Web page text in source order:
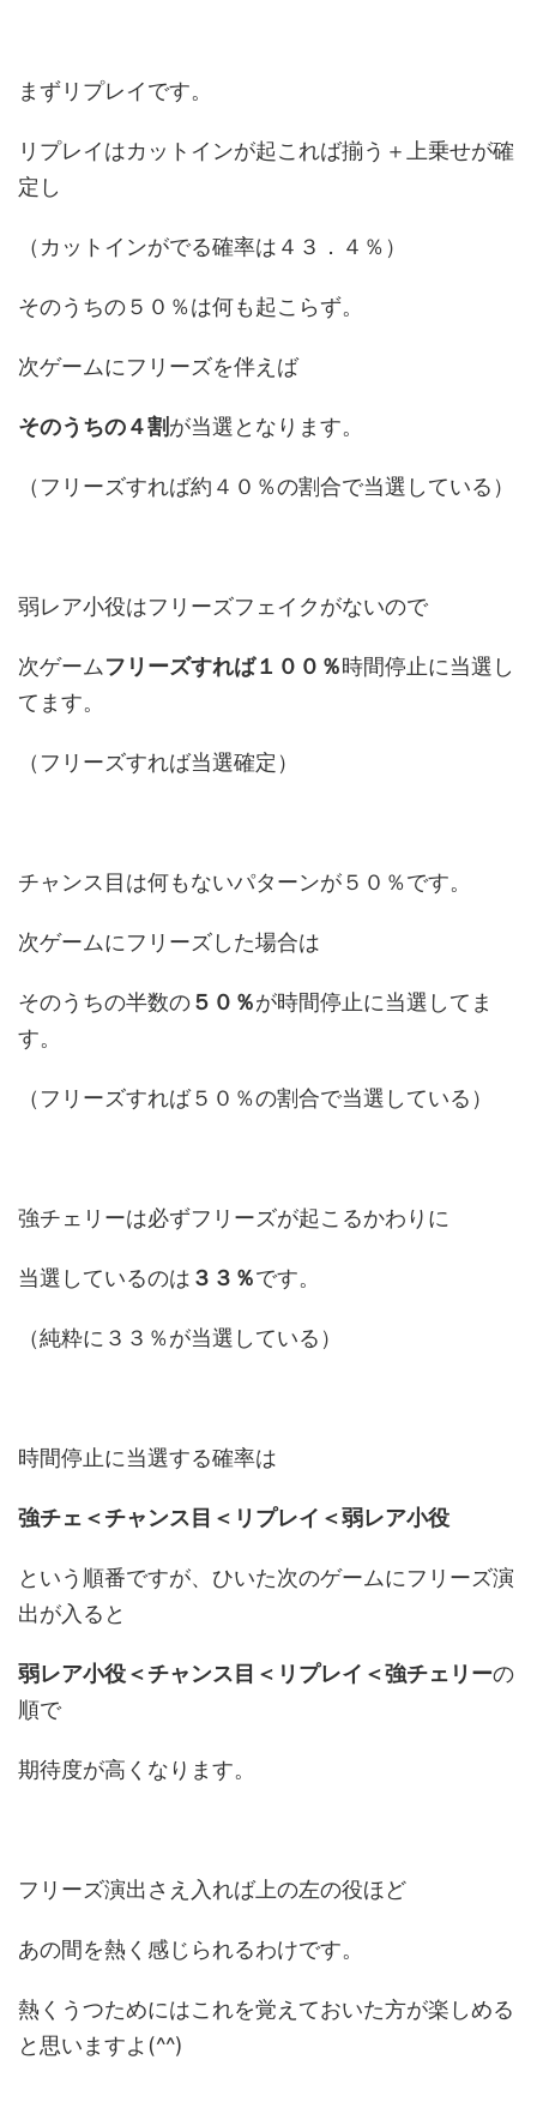
まずリプレイです。
リプレイはカットインが起これば揃う＋上乗せが確
定し
（カットインがでる確率は４３．４％）
そのうちの５０％は何も起こらず。
次ゲームにフリーズを伴えば
そのうちの４割が当選となります。
（フリーズすれば約４０％の割合で当選している）
弱レア小役はフリーズフェイクがないので
次ゲームフリーズすれば１００％時間停止に当選し
てます。
（フリーズすれば当選確定）
チャンス目は何もないパターンが５０％です。
次ゲームにフリーズした場合は
そのうちの半数の５０％が時間停止に当選してま
す。
（フリーズすれば５０％の割合で当選している）
強チェリーは必ずフリーズが起こるかわりに
当選しているのは ３３％です。
（純粋に３３％が当選している）
時間停止に当選する確率は
強チェ＜チャンス目＜リプレイ＜弱レア小役
という順番ですが、ひいた次のゲームにフリーズ演
出が入ると
弱レア小役＜チャンス目＜リプレイ＜強チェリーの
順で
期待度が高くなります。
フリーズ演出さえ入れば上の左の役ほど
あの間を熱く感じられるわけです。
熱くうつためにはこれを覚えておいた方が楽しめる
と思いますよ(^^)